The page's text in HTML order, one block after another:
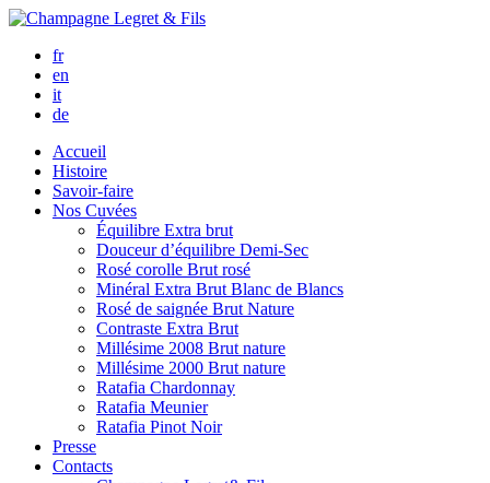
fr
en
it
de
Accueil
Histoire
Savoir-faire
Nos Cuvées
Équilibre Extra brut
Douceur d’équilibre Demi-Sec
Rosé corolle Brut rosé
Minéral Extra Brut Blanc de Blancs
Rosé de saignée Brut Nature
Contraste Extra Brut
Millésime 2008 Brut nature
Millésime 2000 Brut nature
Ratafia Chardonnay
Ratafia Meunier
Ratafia Pinot Noir
Presse
Contacts